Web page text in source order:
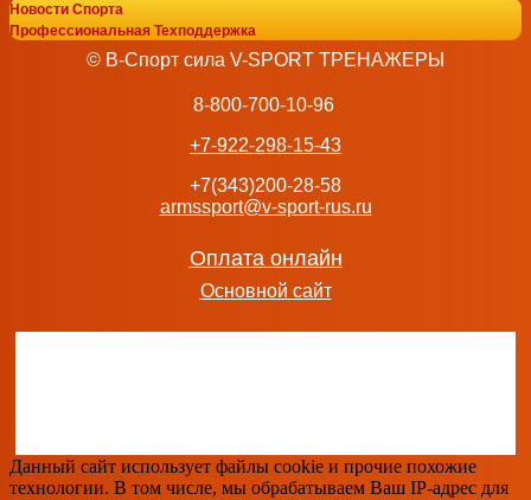
Бицепс-Трицепс сидя профессиональный тренажер
ML-709
руб.
тренажер василжим
тренажер василжим
156 900 руб.
Новости Спорта
Профессиональная Техподдержка
© В-Спорт сила V-SPORT ТРЕНАЖЕРЫ
8-800-700-10-96
+7-922-298-15-43
+7(343)200-28-58
armssport@v-sport-rus.ru
Оплата онлайн
Основной сайт
Данный сайт использует файлы cookie и прочие похожие
технологии. В том числе, мы обрабатываем Ваш IP-адрес для